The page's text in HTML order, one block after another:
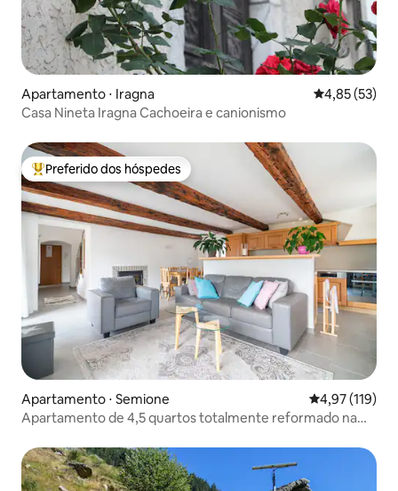
Apartamento ⋅ Iragna 4,85 de uma
4,85 (53)
Casa Nineta Iragna Cachoeira e canionismo
Entre os melhores preferidos dos hóspedes
Preferido dos hóspedes
Apartamento ⋅ Semione 4,97 de uma
4,97 (119)
Apartamento de 4,5 quartos totalmente reformado na